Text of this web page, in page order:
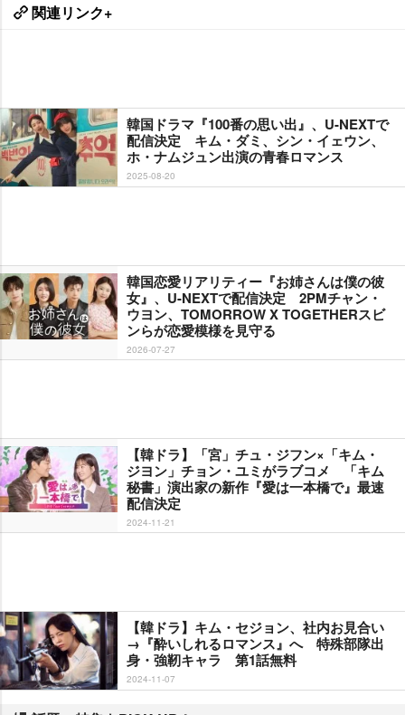
関連リンク+
韓国ドラマ『100番の思い出』、U-NEXTで
配信決定 キム・ダミ、シン・イェウン、
ホ・ナムジュン出演の青春ロマンス
2025-08-20
韓国恋愛リアリティー『お姉さんは僕の彼
女』、U-NEXTで配信決定 2PMチャン・
ウヨン、TOMORROW X TOGETHERスビ
ンらが恋愛模様を見守る
2026-07-27
【韓ドラ】「宮」チュ・ジフン×「キム・
ジヨン」チョン・ユミがラブコメ 「キム
秘書」演出家の新作『愛は一本橋で』最速
配信決定
2024-11-21
【韓ドラ】キム・セジョン、社内お見合い
→『酔いしれるロマンス』へ 特殊部隊出
身・強靭キャラ 第1話無料
2024-11-07